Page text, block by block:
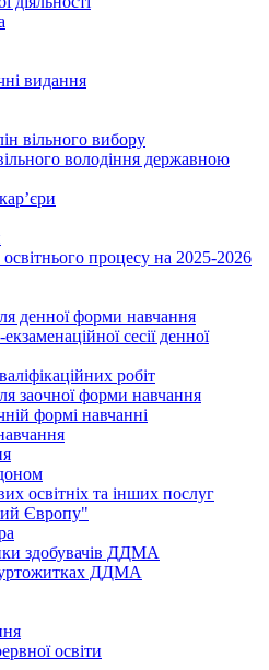
видання
вільного вибору
володіння державною
процесу на 2025-2026
денної форми навчання
сесії денної
робіт
заочної форми навчання
формі навчанні
освітніх та інших послуг
Європу"
здобувачів ДДМА
ДДМА
освіти